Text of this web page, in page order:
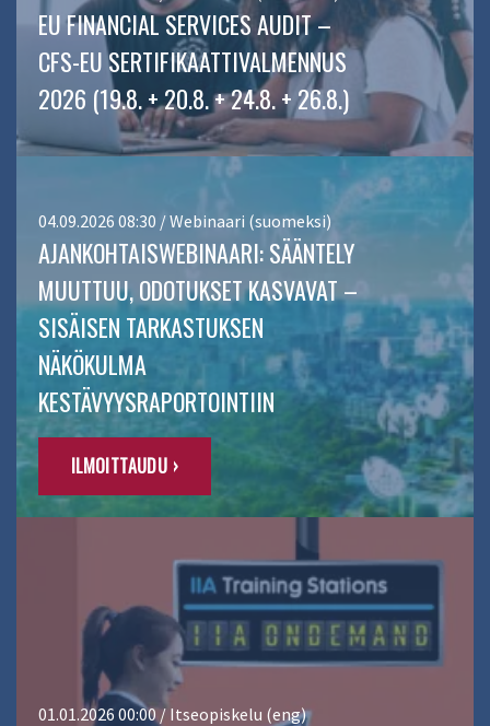
EU FINANCIAL SERVICES AUDIT –
CFS-EU SERTIFIKAATTIVALMENNUS
2026 (19.8. + 20.8. + 24.8. + 26.8.)
04.09.2026 08:30 / Webinaari (suomeksi)
AJANKOHTAISWEBINAARI: SÄÄNTELY
MUUTTUU, ODOTUKSET KASVAVAT –
SISÄISEN TARKASTUKSEN
NÄKÖKULMA
KESTÄVYYSRAPORTOINTIIN
ILMOITTAUDU ›
01.01.2026 00:00 / Itseopiskelu (eng)